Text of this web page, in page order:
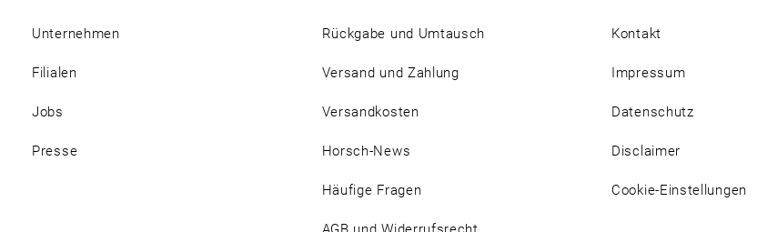
Unternehmen
Filialen
Jobs
Presse
Rückgabe und Umtausch
Versand und Zahlung
Versandkosten
Horsch-News
Häufige Fragen
Kontakt
Impressum
Datenschutz
Disclaimer
Cookie-Einstellungen